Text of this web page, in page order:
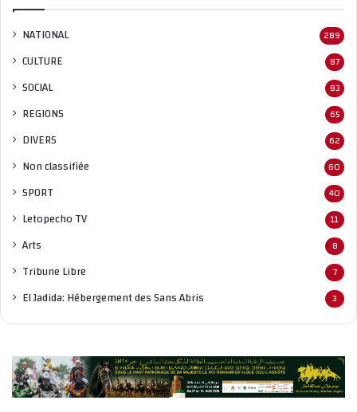
NATIONAL 289
CULTURE 87
SOCIAL 83
REGIONS 65
DIVERS 62
Non classifiée 60
SPORT 40
Letopecho TV 11
Arts 8
Tribune Libre 7
El Jadida: Hébergement des Sans Abris 3